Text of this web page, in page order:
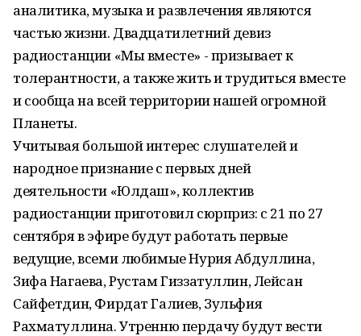
аналитика, музыка и развлечения являются
частью жизни. Двадцатилетний девиз
радиостанции «Мы вместе» - призывает к
толерантности, а также жить и трудиться вместе
и сообща на всей территории нашей огромной
Планеты.
Учитывая большой интерес слушателей и
народное признание с первых дней
деятельности «Юлдаш», коллектив
радиостанции приготовил сюрприз: с 21 по 27
сентября в эфире будут работать первые
ведущие, всеми любимые Нурия Абдуллина,
Зифа Нагаева, Рустам Гиззатуллин, Лейсан
Сайфетдин, Фирдат Галиев, Зульфия
Рахматуллина. Утренню пердачу будут вести